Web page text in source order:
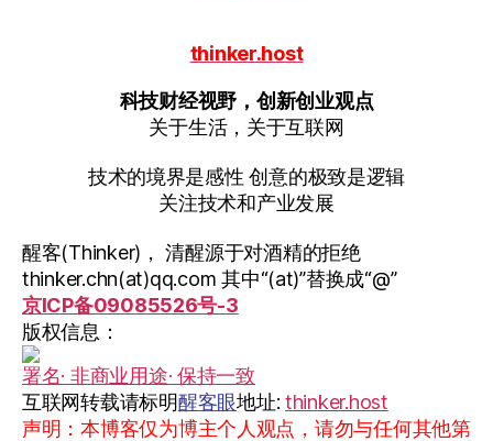
thinker.host
科技财经视野，创新创业观点
关于生活，关于互联网
技术的境界是感性 创意的极致是逻辑
关注技术和产业发展
醒客(Thinker)， 清醒源于对酒精的拒绝
thinker.chn(at)qq.com 其中“(at)”替换成“@”
京ICP备09085526号-3
版权信息：
署名· 非商业用途· 保持一致
互联网转载请标明醒客眼地址: thinker.host
声明：本博客仅为博主个人观点，请勿与任何其他第